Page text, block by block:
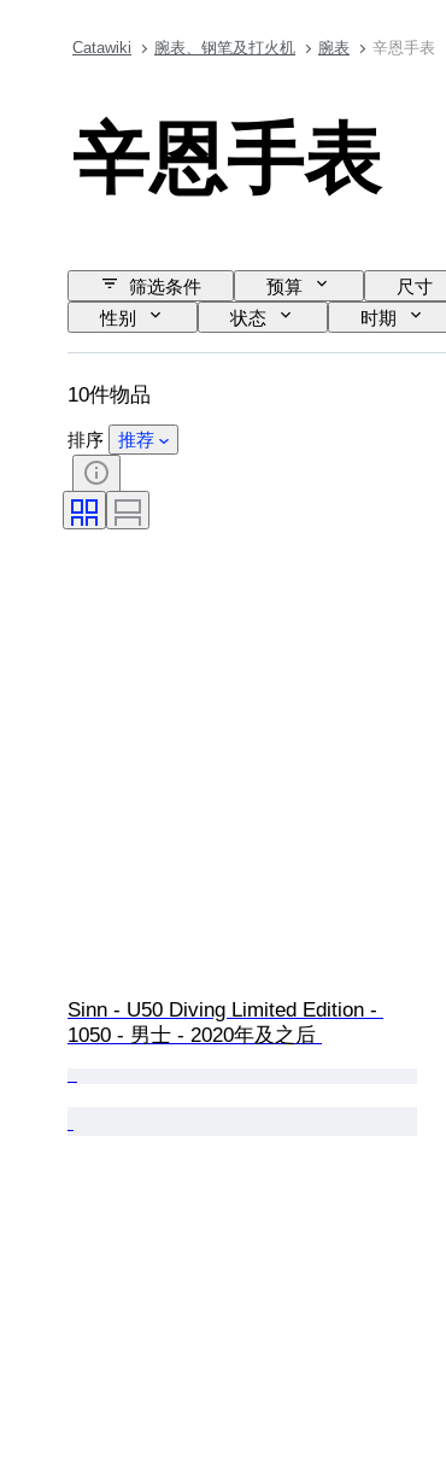
Catawiki 腕表、钢笔及打火机 腕表 辛恩手表
辛恩手表
筛选条件 预算 尺寸
性别
状态 时期
10件物品
排序 推荐
Sinn - U50 Diving Limited Edition -
1050 - 男士 - 2020年及之后